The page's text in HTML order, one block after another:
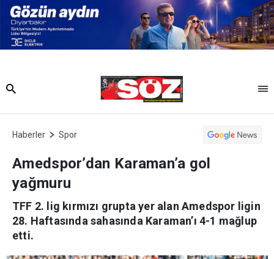
Haberler Spor
Amedspor’dan Karaman’a gol
yağmuru
TFF 2. lig kırmızı grupta yer alan Amedspor ligin
28. Haftasında sahasında Karaman’ı 4-1 mağlup
etti.